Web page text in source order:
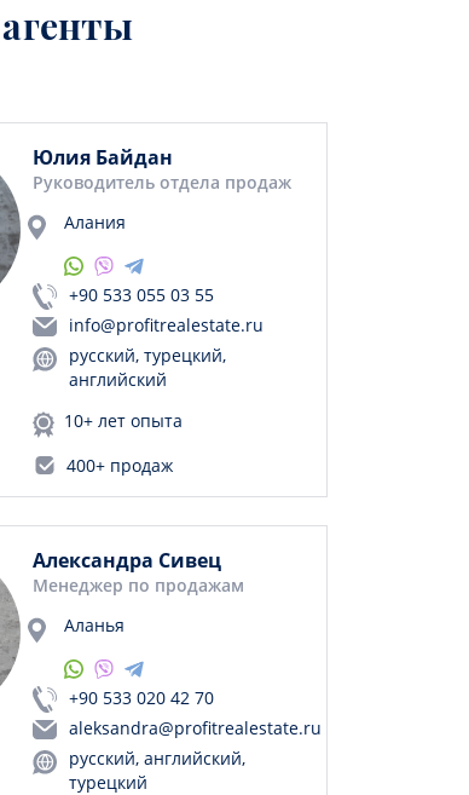
Юлия Байдан
Руководитель отдела продаж
Алания
+90 533 055 03 55
info@profitrealestate.ru
русский, турецкий,
английский
10+ лет опыта
400+ продаж
Александра Сивец
Менеджер по продажам
Аланья
+90 533 020 42 70
aleksandra@profitrealestate.ru
русский, английский,
турецкий